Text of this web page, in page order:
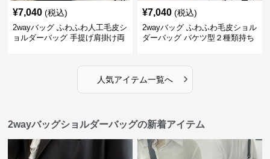
¥7,040 (税込)
2wayバッグ ふわふわ人工毛皮シ
ョルダーバッグ 手提げ肩掛け両
¥7,040 (税込)
2wayバッグ ふわふわ毛皮ショル
ダーバッグ バケツ型２種類持ち
人気アイテム一覧へ ›
2wayバッグショルダーバッグの新着アイテム